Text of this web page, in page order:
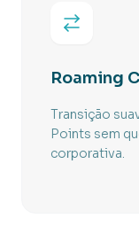
Roaming
Transição
Points sem
corporativa.